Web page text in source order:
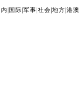
国际 |军事 |社会 |地方 |港澳